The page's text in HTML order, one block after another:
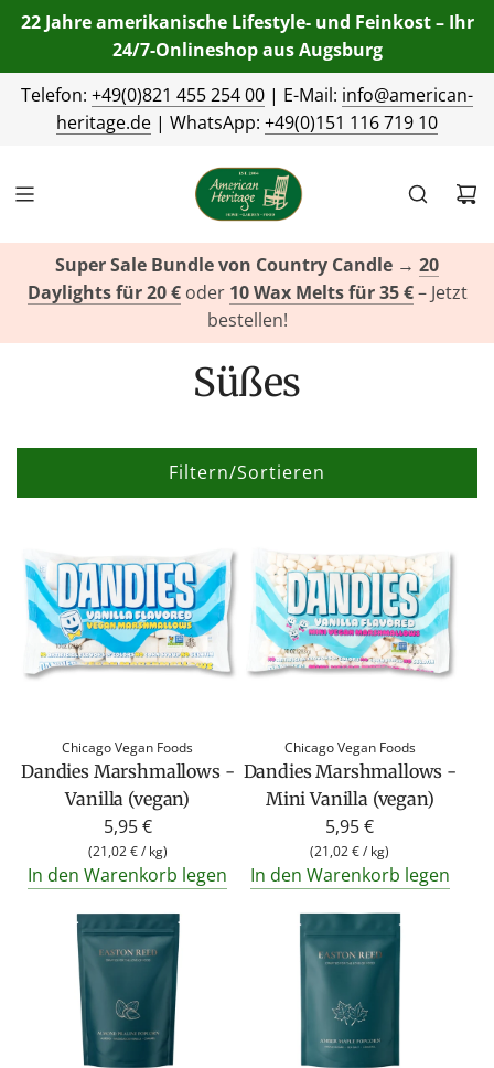
22 Jahre amerikanische Lifestyle- und Feinkost – Ihr
24/7-Onlineshop aus Augsburg
Telefon: +49(0)821 455 254 00 | E-Mail: info@american-
heritage.de | WhatsApp: +49(0)151 116 719 10
Super Sale Bundle von Country Candle → 20
Daylights für 20 €oder 10 Wax Melts für 35 €– Jetzt
bestellen!
Süßes
Filtern/Sortieren
Chicago Vegan Foods
Dandies Marshmallows -
Vanilla (vegan)
5,95 €
(21,02 €/ kg)
In den Warenkorb legen
Chicago Vegan Foods
Dandies Marshmallows -
Mini Vanilla (vegan)
5,95 €
(21,02 €/ kg)
In den Warenkorb legen